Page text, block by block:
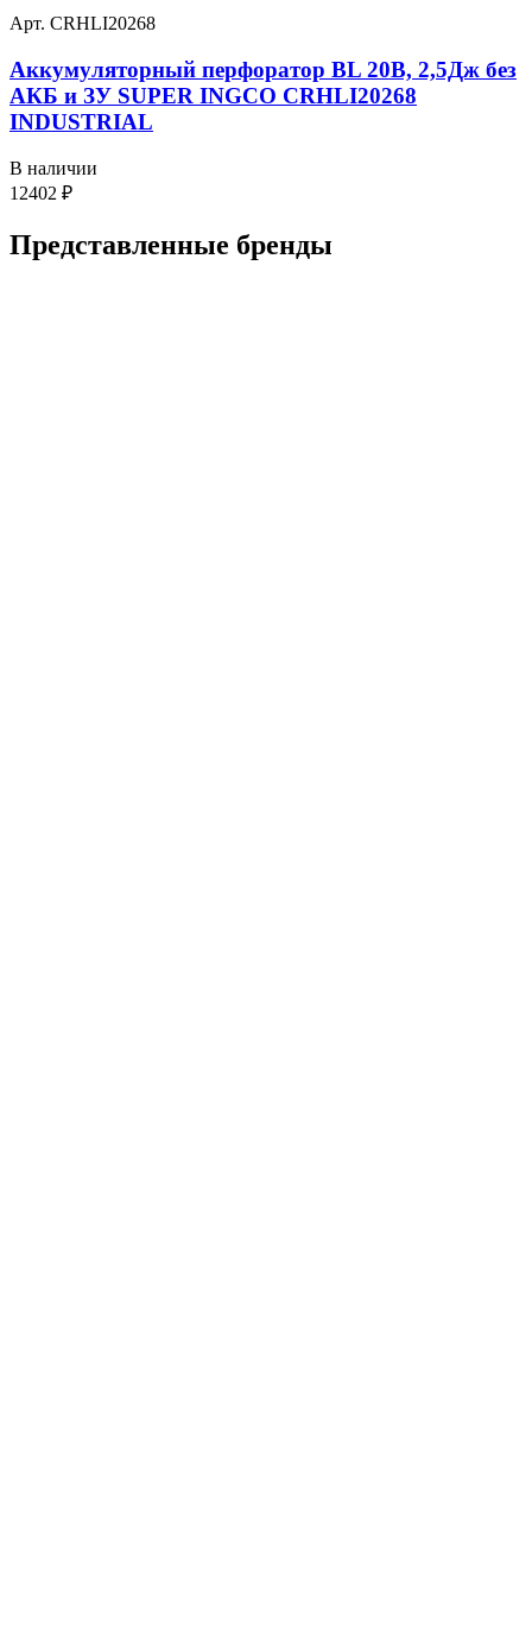
Арт. CRHLI20268
Аккумуляторный перфоратор BL 20В, 2,5Дж без
АКБ и ЗУ SUPER INGCO CRHLI20268
INDUSTRIAL
В наличии
12402 ₽
Представленные бренды